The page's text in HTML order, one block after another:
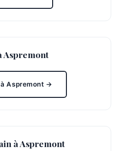
Aspremont →
à Aspremont